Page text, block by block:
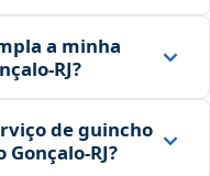
a minha
de guincho